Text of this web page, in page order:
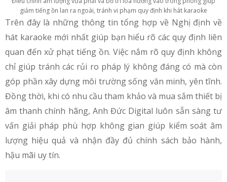
giảm tiếng ồn lan ra ngoài, tránh vi phạm quy định khi hát karaoke
Trên đây là những thông tin tổng hợp về Nghị định về
hát karaoke mới nhất giúp bạn hiểu rõ các quy định liên
quan đến xử phạt tiếng ồn. Việc nắm rõ quy định không
chỉ giúp tránh các rủi ro pháp lý không đáng có mà còn
góp phần xây dựng môi trường sống văn minh, yên tĩnh.
Đồng thời, khi có nhu cầu tham khảo và mua sắm thiết bị
âm thanh chính hãng, Anh Đức Digital luôn sẵn sàng tư
vấn giải pháp phù hợp không gian giúp kiểm soát âm
lượng hiệu quả và nhận đầy đủ chính sách bảo hành,
hậu mãi uy tín.